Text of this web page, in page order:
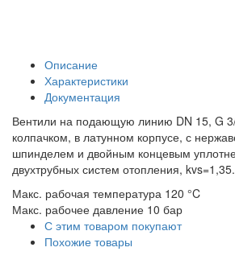
Описание
Характеристики
Документация
Вентили на подающую линию DN 15, G
колпачком, в латунном корпусе, с
шпинделем и двойным концевым
двухтрубных систем отопления, kvs=1,35.
Макс. рабочая температура 120 °C
Макс. рабочее давление 10 бар
С этим товаром покупают
Похожие товары